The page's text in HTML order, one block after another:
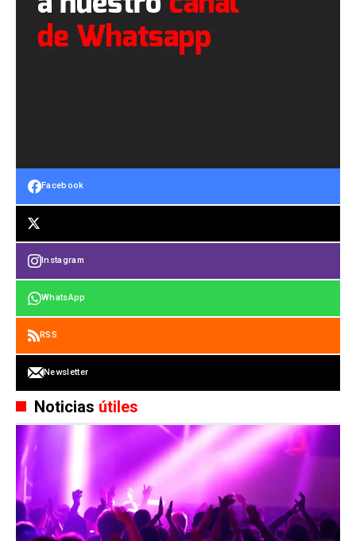
Facebook
Instagram
WhatsApp
RSS
Newsletter
Noticias útiles